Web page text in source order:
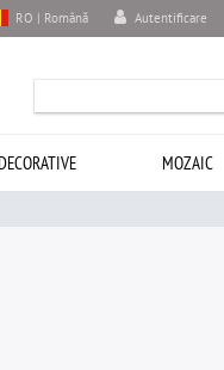
Autentificare
RO | Română
MOZAIC